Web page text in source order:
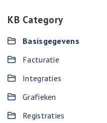
KB Category
Basisgegevens
Facturatie
Integraties
Grafieken
Registraties